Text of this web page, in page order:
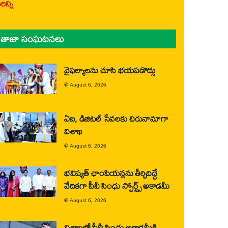
తాజా సంఘటనలు
వైఫల్యాలను చూసి భయపడొద్దు
@August 6, 2026
ఏఐ, డిజిటల్ సేవలకు చిరునామాగా
విశాఖ
@August 6, 2026
భవిష్యత్ ఛాంపియన్లను తీర్చిదిద్దే
వేదికగా పీవీ సింధు స్పోర్ట్స్ అకాడమీ
@August 6, 2026